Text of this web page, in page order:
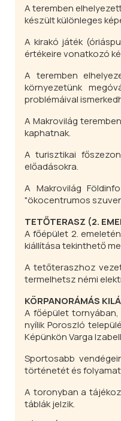
A teremben
készült különleges
A kirakó játék
értékeire vonatkozó
A teremben
környezetünk
problémáival
A Makrovilág
kaphatnak.
A turisztikai
előadásokra.
A Makrovilág
"ökocentrumos
TETŐTERASZ (2.
A főépület 2.
kiállítása tekinthető
A tetőteraszhoz
termelhetsz némi
KÖRPANORÁMÁS
A főépület
nyílik Poroszló
Képünkön Varga
Sportosabb
történetét és
A toronyban a
táblák jelzik.